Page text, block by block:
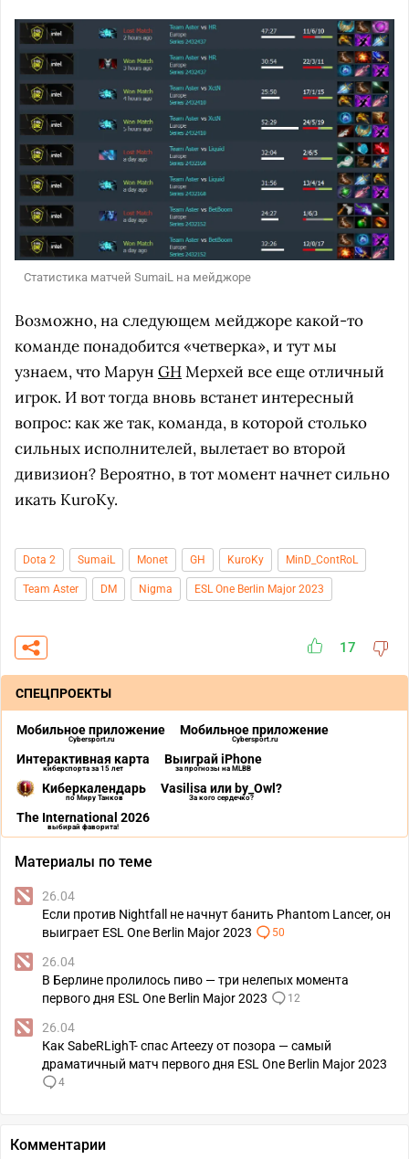
Статистика матчей SumaiL на мейджоре
Возможно, на следующем мейджоре какой-то
команде понадобится «четверка», и тут мы
узнаем, что Марун GHМерхей все еще отличный
игрок. И вот тогда вновь встанет интересный
вопрос: как же так, команда, в которой столько
сильных исполнителей, вылетает во второй
дивизион? Вероятно, в тот момент начнет сильно
икать KuroKy.
Dota 2 SumaiL Monet GH KuroKy MinD_ContRoL
Team Aster DM Nigma ESL One Berlin Major 2023
17
СПЕЦПРОЕКТЫ
Мобильное приложение
Cybersport.ru
Мобильное приложение
Cybersport.ru
Интерактивная карта
киберспорта за 15 лет
Выиграй iPhone
за прогнозы на MLBB
Киберкалендарь
по Миру Танков
Vasilisa или by_Owl?
За кого сердечко?
The International 2026
выбирай фаворита!
Материалы по теме
26.04
Если против Nightfall не начнут банить Phantom Lancer, он
выиграет ESL One Berlin Major 2023
50
26.04
В Берлине пролилось пиво — три нелепых момента
первого дня ESL One Berlin Major 2023
12
26.04
Как SabeRLighT- спас Arteezy от позора — самый
драматичный матч первого дня ESL One Berlin Major 2023
4
Комментарии